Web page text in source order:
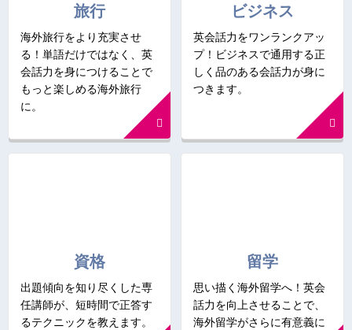
旅行
海外旅行をより充実させ
る！単語だけではなく、英
会話力を身につけることで
もっと楽しめる海外旅行
に。
ビジネス
英会話力をワンランクアッ
プ！ビジネスで通用する正
しく品のある会話力が身に
つきます。
資格
出題傾向を知り尽くした専
任講師が、短時間で正答す
るテクニックを教えます。
留学
思い描く海外留学へ！英会
話力を向上させることで、
海外留学がさらに有意義に